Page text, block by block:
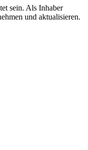
sein. Als Inhaber
und aktualisieren.